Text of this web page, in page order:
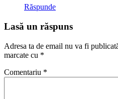
Răspunde
Lasă un răspuns
Adresa ta de email nu va fi
marcate cu *
Comentariu *